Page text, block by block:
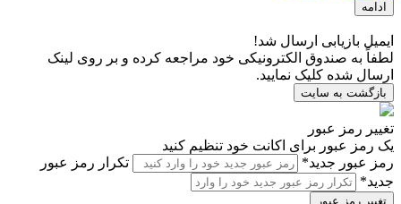
ادامه
ایمیل بازیابی ارسال شد!
لطفاً به صندوق الکترونیکی خود مراجعه کرده و بر روی لینک
ارسال شده کلیک نمایید.
بازگشت به سایت
تغییر رمز عبور
یک رمز عبور برای اکانت خود تنظیم کنید
رمز عبور جدید*
تکرار رمز عبور
جدید*
تغییر رمز عبور